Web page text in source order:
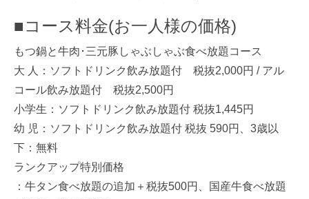
■コース料金(お一人様の価格)
もつ鍋と牛肉･三元豚しゃぶしゃぶ食べ放題コース
大 人：ソフトドリンク飲み放題付 税抜2,000円 / アル
コール飲み放題付 税抜2,500円
小学生：ソフトドリンク飲み放題付 税抜1,445円
幼 児：ソフトドリンク飲み放題付 税抜 590円、3歳以
下：無料
ランクアップ特別価格
：牛タン食べ放題の追加＋税抜500円、国産牛食べ放題